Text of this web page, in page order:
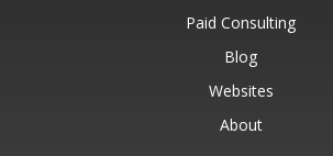
Paid Consulting
Blog
Websites
About